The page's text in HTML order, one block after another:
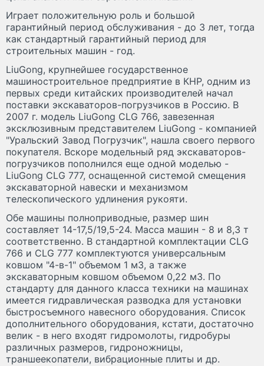
Играет положительную роль и большой
гарантийный период обслуживания - до 3 лет, тогда
как стандартный гарантийный период для
строительных машин - год.
LiuGong, крупнейшее государственное
машиностроительное предприятие в КНР, одним из
первых среди китайских производителей начал
поставки экскаваторов-погрузчиков в Россию. В
2007 г. модель LiuGong CLG 766, завезенная
эксклюзивным представителем LiuGong - компанией
"Уральский Завод Погрузчик", нашла своего первого
покупателя. Вскоре модельный ряд экскаваторов-
погрузчиков пополнился еще одной моделью -
LiuGong CLG 777, оснащенной системой смещения
экскаваторной навески и механизмом
телескопического удлинения рукояти.
Обе машины полноприводные, размер шин
составляет 14-17,5/19,5-24. Масса машин - 8 и 8,3 т
соответственно. В стандартной комплектации CLG
766 и CLG 777 комплектуются универсальным
ковшом "4-в-1" объемом 1 м3, а также
экскаваторным ковшом объемом 0,22 м3. По
стандарту для данного класса техники на машинах
имеется гидравлическая разводка для установки
быстросъемного навесного оборудования. Список
дополнительного оборудования, кстати, достаточно
велик - в него входят гидромолоты, гидробуры
различных размеров, гидроножницы,
траншеекопатели, вибрационные плиты и др.